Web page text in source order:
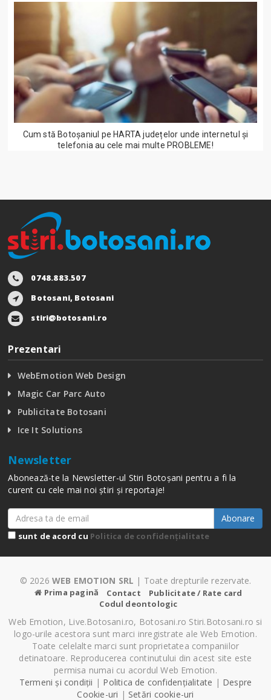
Cum stă Botoșaniul pe HARTA județelor unde internetul și
telefonia au cele mai multe PROBLEME!
0748.883.507
Botosani, Botosani
stiri@botosani.ro
Prezentari
WebEmotion Web Design
Magic Car Parc Auto
Publicitate Botosani
Ice It Solutions
Newsletter
Abonează-te la Newsletter-ul Stiri Botoșani pentru a fi la
curent cu cele mai noi știri și reportaje!
Abonare
sunt de acord cu Politica de confidențialitate
© 2026 WEB EMOTION SRL | Toate drepturile rezervate.
Prima pagină Contact
Publicitate / Rate card
Codul deontologic
Web Emotion, Live.Botosani.ro, Botosani.ro Stiri.Botosani.ro si
logo-urile acestora sunt marci inregistrate ale Web Emotion.
Toate celelalte marci sunt proprietatea companiilor
detinatoare. Reproducerea continutului din acest site este
permisa numai cu acordul Web Emotion.
Termeni și condiții | Politica de confidențialitate | Despre
Cookie-uri | Setări cookie-uri